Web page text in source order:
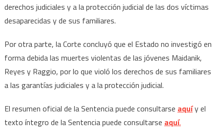
derechos judiciales y a la protección judicial de las dos víctimas
desaparecidas y de sus familiares.
Por otra parte, la Corte concluyó que el Estado no investigó en
forma debida las muertes violentas de las jóvenes Maidanik,
Reyes y Raggio, por lo que violó los derechos de sus familiares
a las garantías judiciales y a la protección judicial.
El resumen oficial de la Sentencia puede consultarse aquíy el
texto íntegro de la Sentencia puede consultarse aquí.